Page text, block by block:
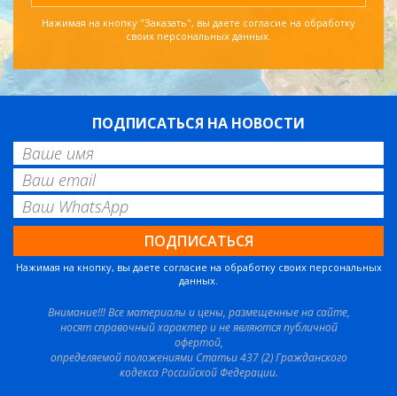
Нажимая на кнопку "Заказать", вы даете согласие на обработку
своих персональных данных.
ПОДПИСАТЬСЯ НА НОВОСТИ
Нажимая на кнопку, вы даете согласие на обработку своих персональных
данных.
Внимание!!! Все материалы и цены, размещенные на сайте,
носят справочный характер и не являются публичной
офертой,
определяемой положениями Статьи 437 (2) Гражданского
кодекса Российской Федерации.